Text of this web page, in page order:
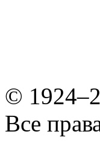
©
Все